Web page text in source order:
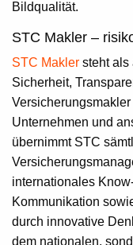
Bildqualität.
STC Makler –
STC Makler steht als
Sicherheit,
Unternehmen und
übernimmt STC
internationales
Kommunikation
durch innovative
dem nationalen,